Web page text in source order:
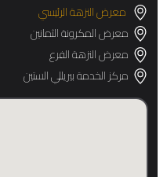
معرض النزهة الرئيسي
معرض المكرونة الثمانين
معرض النزهة الفرع
مركز الخدمة بيريللي الستين